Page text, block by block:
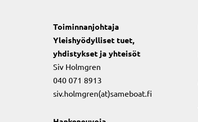
Toiminnanjohtaja
Yleishyödylliset tuet,
yhdistykset ja yhteisöt
Siv Holmgren
040 071 8913
siv.holmgren(at)sameboat.fi